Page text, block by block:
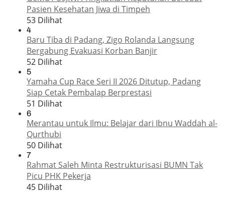
Pasien Kesehatan Jiwa di Timpeh
53 Dilihat
4
Baru Tiba di Padang, Zigo Rolanda Langsung
Bergabung Evakuasi Korban Banjir
52 Dilihat
5
Yamaha Cup Race Seri II 2026 Ditutup, Padang
Siap Cetak Pembalap Berprestasi
51 Dilihat
6
Merantau untuk Ilmu: Belajar dari Ibnu Waddah al-
Qurthubi
50 Dilihat
7
Rahmat Saleh Minta Restrukturisasi BUMN Tak
Picu PHK Pekerja
45 Dilihat